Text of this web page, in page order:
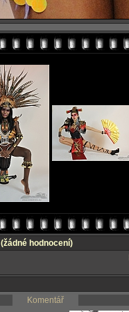
(žádné hodnocení)
Komentář